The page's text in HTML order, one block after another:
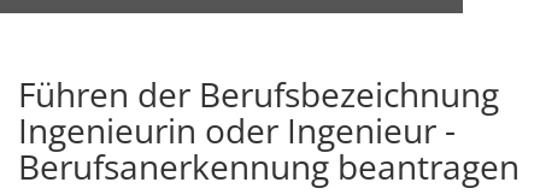
Führen der Berufsbezeichnung
Ingenieurin oder Ingenieur -
Berufsanerkennung beantragen